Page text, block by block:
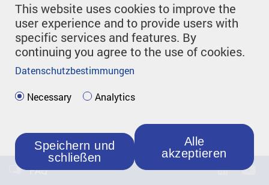
FAQ
This website uses cookies to improve the
user experience and to provide users with
specific services and features. By
continuing you agree to the use of cookies.
Datenschutzbestimmungen
Necessary Analytics
Alle
akzeptieren
Speichern und
schließen